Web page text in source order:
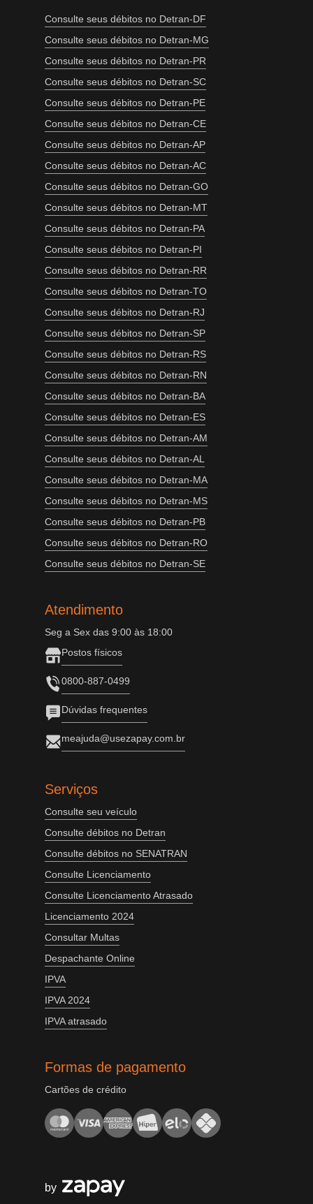
Consulte seus débitos no Detran-DF
Consulte seus débitos no Detran-MG
Consulte seus débitos no Detran-PR
Consulte seus débitos no Detran-SC
Consulte seus débitos no Detran-PE
Consulte seus débitos no Detran-CE
Consulte seus débitos no Detran-AP
Consulte seus débitos no Detran-AC
Consulte seus débitos no Detran-GO
Consulte seus débitos no Detran-MT
Consulte seus débitos no Detran-PA
Consulte seus débitos no Detran-PI
Consulte seus débitos no Detran-RR
Consulte seus débitos no Detran-TO
Consulte seus débitos no Detran-RJ
Consulte seus débitos no Detran-SP
Consulte seus débitos no Detran-RS
Consulte seus débitos no Detran-RN
Consulte seus débitos no Detran-BA
Consulte seus débitos no Detran-ES
Consulte seus débitos no Detran-AM
Consulte seus débitos no Detran-AL
Consulte seus débitos no Detran-MA
Consulte seus débitos no Detran-MS
Consulte seus débitos no Detran-PB
Consulte seus débitos no Detran-RO
Consulte seus débitos no Detran-SE
Atendimento
Seg a Sex das 9:00 às 18:00
Postos físicos
0800-887-0499
Dúvidas frequentes
meajuda@usezapay.com.br
Serviços
Consulte seu veículo
Consulte débitos no Detran
Consulte débitos no SENATRAN
Consulte Licenciamento
Consulte Licenciamento Atrasado
Licenciamento 2024
Consultar Multas
Despachante Online
IPVA
IPVA 2024
IPVA atrasado
Formas de pagamento
Cartões de crédito
by